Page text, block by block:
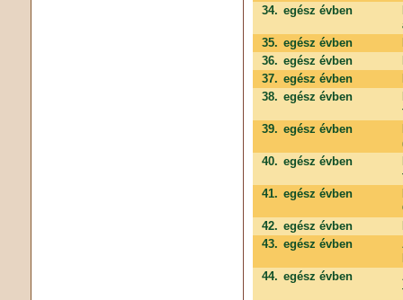
34. egész évben
35. egész évben
36. egész évben
37. egész évben
38. egész évben
39. egész évben
40. egész évben
41. egész évben
42. egész évben
43. egész évben
44. egész évben